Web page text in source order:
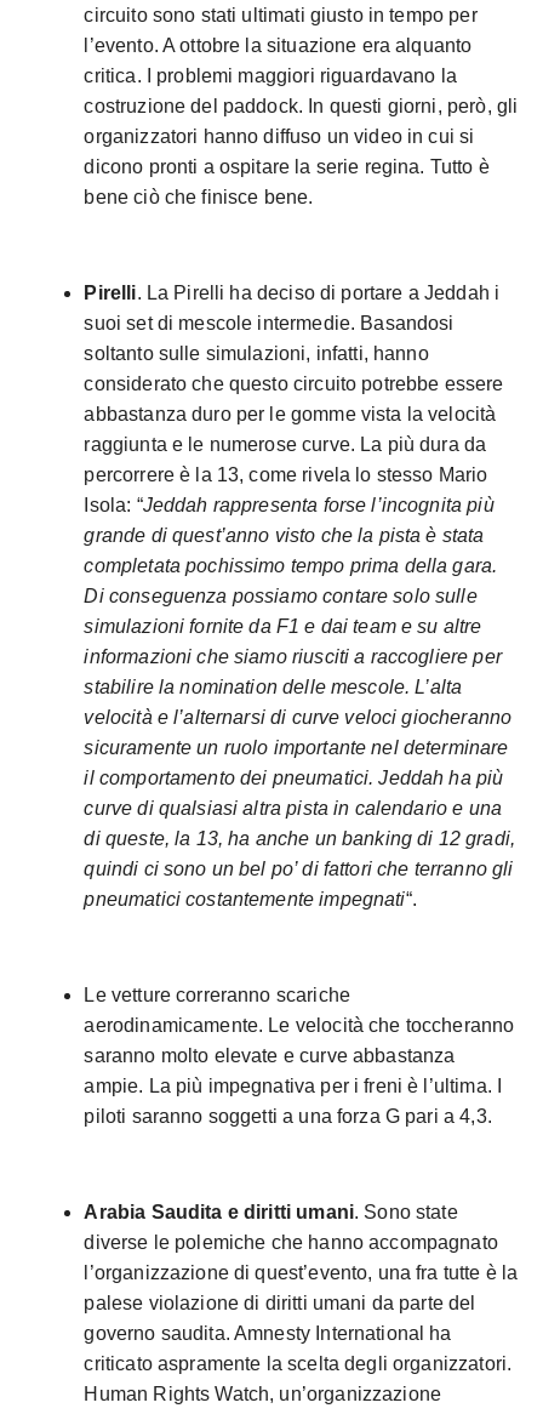
circuito sono stati ultimati giusto in tempo per
l’evento. A ottobre la situazione era alquanto
critica. I problemi maggiori riguardavano la
costruzione del paddock. In questi giorni, però, gli
organizzatori hanno diffuso un video in cui si
dicono pronti a ospitare la serie regina. Tutto è
bene ciò che finisce bene.
Pirelli. La Pirelli ha deciso di portare a Jeddah i
suoi set di mescole intermedie. Basandosi
soltanto sulle simulazioni, infatti, hanno
considerato che questo circuito potrebbe essere
abbastanza duro per le gomme vista la velocità
raggiunta e le numerose curve. La più dura da
percorrere è la 13, come rivela lo stesso Mario
Isola: “Jeddah rappresenta forse l’incognita più
grande di quest’anno visto che la pista è stata
completata pochissimo tempo prima della gara.
Di conseguenza possiamo contare solo sulle
simulazioni fornite da F1 e dai team e su altre
informazioni che siamo riusciti a raccogliere per
stabilire la nomination delle mescole. L’alta
velocità e l’alternarsi di curve veloci giocheranno
sicuramente un ruolo importante nel determinare
il comportamento dei pneumatici. Jeddah ha più
curve di qualsiasi altra pista in calendario e una
di queste, la 13, ha anche un banking di 12 gradi,
quindi ci sono un bel po’ di fattori che terranno gli
pneumatici costantemente impegnati“.
Le vetture correranno scariche
aerodinamicamente. Le velocità che toccheranno
saranno molto elevate e curve abbastanza
ampie. La più impegnativa per i freni è l’ultima. I
piloti saranno soggetti a una forza G pari a 4,3.
Arabia Saudita e diritti umani. Sono state
diverse le polemiche che hanno accompagnato
l’organizzazione di quest’evento, una fra tutte è la
palese violazione di diritti umani da parte del
governo saudita. Amnesty International ha
criticato aspramente la scelta degli organizzatori.
Human Rights Watch, un’organizzazione